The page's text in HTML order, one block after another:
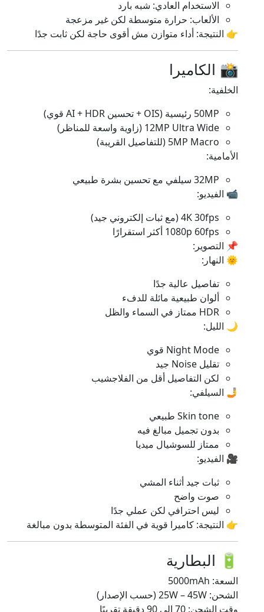
الاستخدام العادي: شبه بارد
الألعاب: حرارة متوسطة لكن غير مزعجة
👉 النتيجة: أداء متوازن مش أقوى حاجة لكن ثابت جدًا
📸 الكاميرا
الخلفية:
50MP رئيسية (OIS + تحسين AI + HDR قوي)
12MP Ultra Wide (زاوية واسعة للمناظر)
5MP Macro (للتفاصيل القريبة)
الأمامية:
32MP سيلفي مع تحسين بشرة طبيعي
📹 الفيديو:
4K 30fps (مع ثبات إلكتروني جيد)
1080p 60fps أكثر استقرارًا
📌 التصوير:
🌞 النهار:
تفاصيل عالية جدًا
ألوان طبيعية مائلة للدفء
HDR ممتاز في السماء والظل
🌙 الليل:
Night Mode قوي
تقليل Noise جيد
لكن التفاصيل أقل من الفلاجشيب
🤳 السيلفي:
Skin tone طبيعي
بدون تجميل مبالغ فيه
ممتاز للسوشيال ميديا
🎥 الفيديو:
ثبات جيد أثناء المشي
صوت واضح
ليس احترافي لكن عملي جدًا
👉 النتيجة: كاميرا قوية في الفئة المتوسطة بدون مبالغة
🔋 البطارية
السعة: 5000mAh
الشحن: 25W – 45W (حسب الإصدار)
وقت الشحن: 70 إلى 90 دقيقة تقريبًا